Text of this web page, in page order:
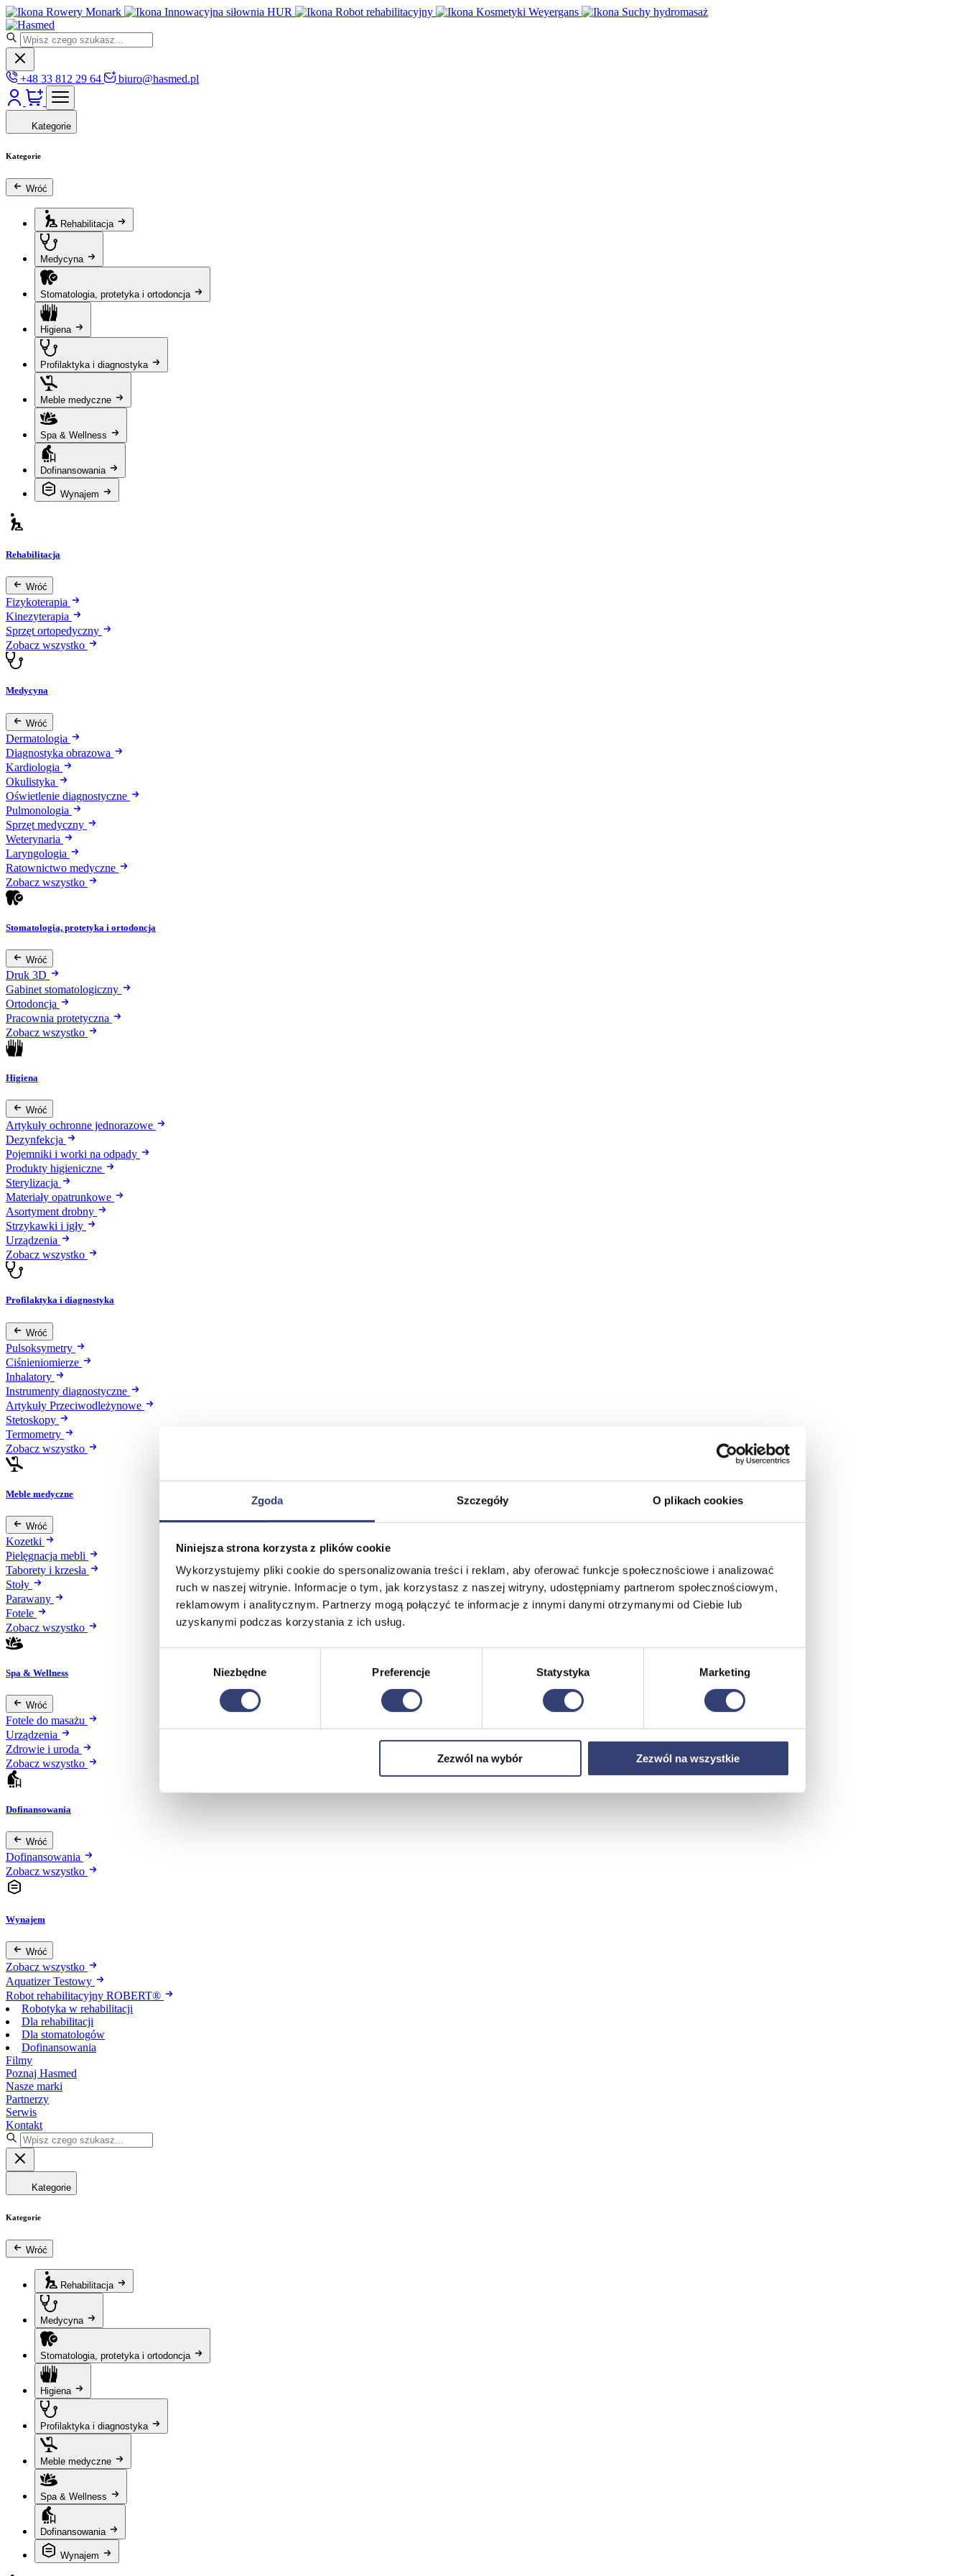
Zgoda Szczegóły O plikach cookies
Niniejsza strona korzysta z plików cookie
Wykorzystujemy pliki cookie do spersonalizowania treści i reklam, aby oferować funkcje społecznościowe i analizować
ruch w naszej witrynie. Informacje o tym, jak korzystasz z naszej witryny, udostępniamy partnerom społecznościowym,
reklamowym i analitycznym. Partnerzy mogą połączyć te informacje z innymi danymi otrzymanymi od Ciebie lub
uzyskanymi podczas korzystania z ich usług.
Niezbędne Preferencje Statystyka Marketing
Zezwól na wybór Zezwól na wszystkie
Rowery Monark Innowacyjna siłownia HUR Robot rehabilitacyjny Kosmetyki Weyergans Suchy hydromasaż
+48 33 812 29 64 biuro@hasmed.pl
Kategorie
Kategorie
Wróć
Rehabilitacja
Medycyna
Stomatologia, protetyka i ortodoncja
Higiena
Profilaktyka i diagnostyka
Meble medyczne
Spa & Wellness
Dofinansowania
Wynajem
Rehabilitacja
Wróć
Fizykoterapia
Kinezyterapia
Sprzęt ortopedyczny
Zobacz wszystko
Medycyna
Wróć
Dermatologia
Diagnostyka obrazowa
Kardiologia
Okulistyka
Oświetlenie diagnostyczne
Pulmonologia
Sprzęt medyczny
Weterynaria
Laryngologia
Ratownictwo medyczne
Zobacz wszystko
Stomatologia, protetyka i ortodoncja
Wróć
Druk 3D
Gabinet stomatologiczny
Ortodoncja
Pracownia protetyczna
Zobacz wszystko
Higiena
Wróć
Artykuły ochronne jednorazowe
Dezynfekcja
Pojemniki i worki na odpady
Produkty higieniczne
Sterylizacja
Materiały opatrunkowe
Asortyment drobny
Strzykawki i igły
Urządzenia
Zobacz wszystko
Profilaktyka i diagnostyka
Wróć
Pulsoksymetry
Ciśnieniomierze
Inhalatory
Instrumenty diagnostyczne
Artykuły Przeciwodleżynowe
Stetoskopy
Termometry
Zobacz wszystko
Meble medyczne
Wróć
Kozetki
Pielęgnacja mebli
Taborety i krzesła
Stoły
Parawany
Fotele
Zobacz wszystko
Spa & Wellness
Wróć
Fotele do masażu
Urządzenia
Zdrowie i uroda
Zobacz wszystko
Dofinansowania
Wróć
Dofinansowania
Zobacz wszystko
Wynajem
Wróć
Zobacz wszystko
Aquatizer Testowy
Robot rehabilitacyjny ROBERT®
Robotyka w rehabilitacji
Dla rehabilitacji
Dla stomatologów
Dofinansowania
Filmy
Poznaj Hasmed
Nasze marki
Partnerzy
Serwis
Kontakt
Kategorie
Kategorie
Wróć
Rehabilitacja
Medycyna
Stomatologia, protetyka i ortodoncja
Higiena
Profilaktyka i diagnostyka
Meble medyczne
Spa & Wellness
Dofinansowania
Wynajem